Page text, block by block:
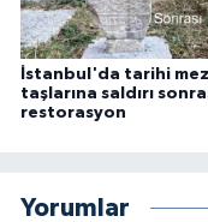
İstanbul'da tarihi
taşlarına saldırı
restorasyon
Yorumlar